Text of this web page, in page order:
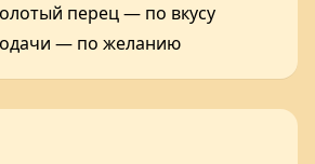
перец — по вкусу
— по желанию